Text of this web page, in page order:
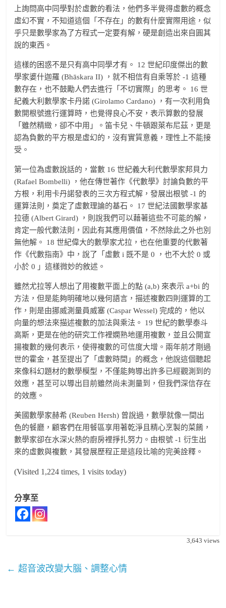
上詢問高中同學對於虛數的看法，他們多半覺得虛數的概念
虛幻不實，不知道這個「不存在」的數有什麼實際用途，似
乎只是數學家為了方程式一定要有解，硬是創造出來自圓其
說的東西。
這樣的困惑不是只有高中同學才有。 12 世紀印度傑出的數
學家婆什迦羅 (Bhāskara II) ，就不相信有自乘等於 -1 這種
數存在，也不鼓勵人們去進行「不切實際」的思考。 16 世
紀義大利數學家卡丹諾 (Girolamo Cardano) ，有一次利用負
數開根號進行運算時，也覺得良心不安，表示算數的發展
「雖然精緻，卻不中用」。笛卡兒、牛頓跟萊布尼茲，更是
認為負數的平方根是虛幻的，沒有實質意義，理性上不能接
受。
第一位為虛數說話的，當數 16 世紀義大利代數學家邦貝力
(Rafael Bombelli) ，他在傳世著作《代數學》討論負數的平
方根，利用卡丹諾發表的三次方程式解，發展出根號 -1 的
運算法則，奠定了虛數理論的基石。 17 世紀法國數學家基
拉德 (Albert Girard) ，則說我們可以藉著這些不可能的解，
肯定一般代數法則，因此有其應用價值，不然除此之外也別
無他解。 18 世紀偉大的數學家尤拉，也在他重要的代數著
作《代數指南》中，說了「虛數 i 既不是 0 ，也不大於 0 或
小於 0 」這樣微妙的敘述。
雖然尤拉等人想出了用複數平面上的點 (a,b) 來表示 a+bi 的
方法，但是能夠明確地以幾何語言，描述複數四則運算的工
作，則是由挪威測量員威塞 (Caspar Wessel) 完成的，他以
向量的想法來描述複數的加法與乘法。 19 世紀的數學泰斗
高斯，更是在他的研究工作裡嫻熟地運用複數，並且公開宣
揚複數的幾何表示，使得複數的可信度大增。兩年前才剛過
世的霍金，甚至提出了「虛數時間」的概念，他說這個聽起
來像科幻題材的數學模型，不僅能夠導出許多已經觀測到的
效應，甚至可以導出目前雖然尚未測量到，但我們深信存在
的效應。
美國數學家赫希 (Reuben Hersh) 曾說過，數學就像一間出
色的餐廳，顧客們在用餐區享用著乾淨且精心烹製的菜餚，
數學家卻在水深火熱的廚房裡掙扎努力。由根號 -1 衍生出
來的虛數與複數，其發展歷程正是這段比喻的完美詮釋。
(Visited 1,224 times, 1 visits today)
分享至
3,643 views
← 超音波改變大腦、調整心情